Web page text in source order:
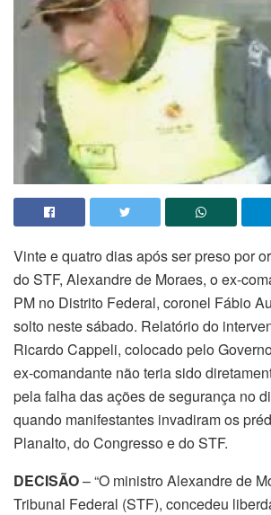
Vinte e quatro dias após ser preso por
do STF, Alexandre de Moraes, o ex-
PM no Distrito Federal, coronel Fábio
solto neste sábado. Relatório do
Ricardo Cappeli, colocado pelo
ex-comandante não teria sido
pela falha das ações de segurança no
quando manifestantes invadiram os
Planalto, do Congresso e do STF.
DECISÃO– “O ministro Alexandre de
Tribunal Federal (STF), concedeu